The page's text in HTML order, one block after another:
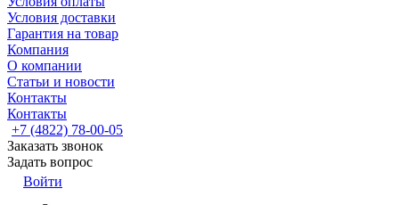
Условия доставки
Гарантия на товар
Компания
О компании
Статьи и новости
Контакты
Контакты
+7 (4822) 78-00-05
Заказать звонок
Задать вопрос
Войти